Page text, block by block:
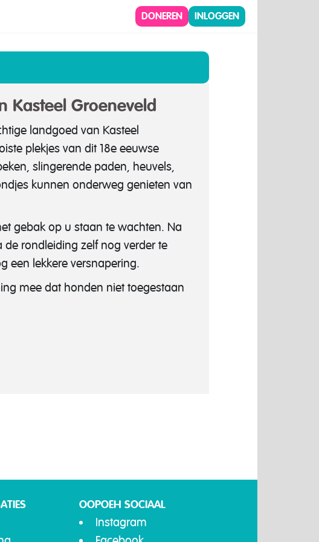
DONEREN INLOGGEN
Kasteel Groeneveld
landgoed van Kasteel
plekjes van dit 18e eeuwse
slingerende paden, heuvels,
kunnen onderweg genieten van
gebak op u staan te wachten. Na
rondleiding zelf nog verder te
een lekkere versnapering.
mee dat honden niet toegestaan
OOPOEH SOCIAAL
Instagram